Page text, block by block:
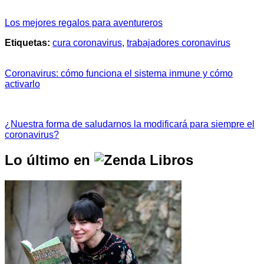
Los mejores regalos para aventureros
Etiquetas: cura coronavirus, trabajadores coronavirus
Coronavirus: cómo funciona el sistema inmune y cómo
activarlo
¿Nuestra forma de saludarnos la modificará para siempre el
coronavirus?
Lo último en